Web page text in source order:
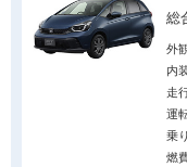
そんなほのぼの系から
のフロントグリルでグ
力強いデザインに変更
ーを装着してアウトド
手に入れました。ハイ
めて、シンプルな自社
総
外
内
走
運
乗
燃